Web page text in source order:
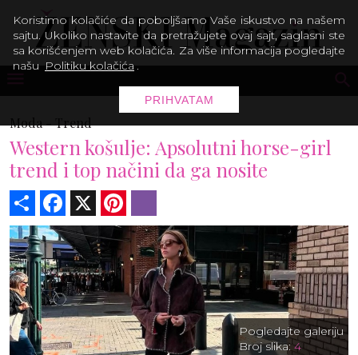
Moda -Trend
Western košulje: Apsolutni horse-girl
trend i top načini da ga nosite
Share Facebook
Pogledajte galeriju
Broj slika:4
Koristimo kolačiće da poboljšamo Vaše iskustvo na našem
sajtu. Ukoliko nastavite da pretražujete ovaj sajt, saglasni ste
sa korišćenjem web kolačića. Za više informacija pogledajte
našu Politiku kolačića .
PRIHVATAM